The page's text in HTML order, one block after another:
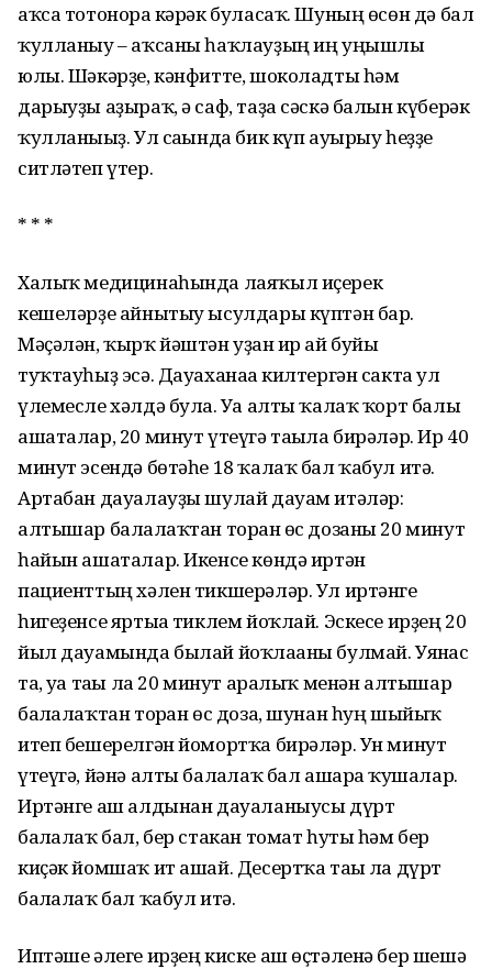
аҡса тотонорға кәрәк буласаҡ. Шуның өсөн дә бал
ҡулланыу – аҡсаны һаҡлауҙың иң уңышлы
юлы. Шәкәрҙе, кәнфитте, шоколадты һәм
дарыуҙы аҙыраҡ, ә саф, таҙа сәскә балын күберәк
ҡулланығыҙ. Ул сағында бик күп ауырыу һеҙҙе
ситләтеп үтер.
* * *
Халыҡ медицинаһында лаяҡыл иҫерек
кешеләрҙе айнытыу ысулдары күптән бар.
Мәҫәлән, ҡырҡ йәштән уҙған ир ай буйы
туҡтауһыҙ эсә. Дауаханаға килтергән сакта ул
үлемесле хәлдә була. Уға алты ҡалаҡ ҡорт балы
ашаталар, 20 минут үтеүгә тағыла бирәләр. Ир 40
минут эсендә бөтәһе 18 ҡалаҡ бал ҡабул итә.
Артабан дауалауҙы шулай дауам итәләр:
алтышар балғалаҡтан торған өс дозаны 20 минут
һайын ашаталар. Икенсе көндә иртән
пациенттың хәлен тикшерәләр. Ул иртәнге
һигеҙенсе яртыға тиклем йоҡлай. Эскесе ирҙең 20
йыл дауамында былай йоҡлағаны булмай. Уянғас
та, уға тағы ла 20 минут аралыҡ менән алтышар
балғалаҡтан торған өс доза, шунан һуң шыйыҡ
итеп бешерелгән йомортҡа бирәләр. Ун минут
үтеүгә, йәнә алты балғалаҡ бал ашарға ҡушалар.
Иртәнге аш алдынан дауаланыусы дүрт
балғалаҡ бал, бер стакан томат һуты һәм бер
киҫәк йомшаҡ ит ашай. Десертҡа тағы ла дүрт
балғалаҡ бал ҡабул итә.
Иптәше әлеге ирҙең киске аш өҫтәленә бер шешә